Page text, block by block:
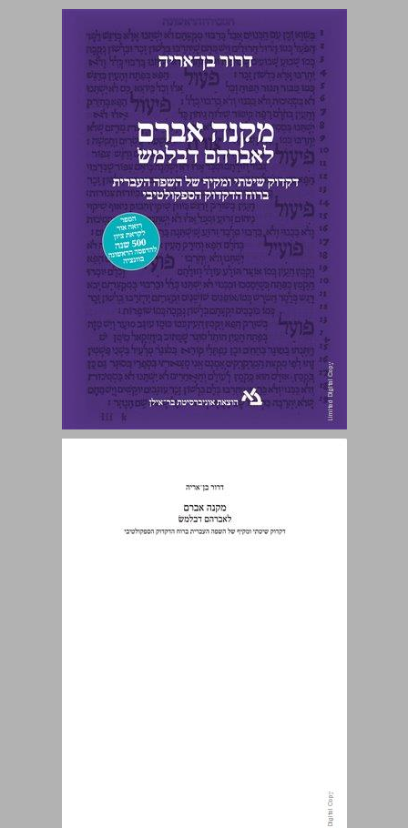
מקנה אברם: לאברהם דבלמשׂ דקדוק שיטתי ומקיף של השפה העברית ברוח הדקדוק הספקולטיבי ... 0